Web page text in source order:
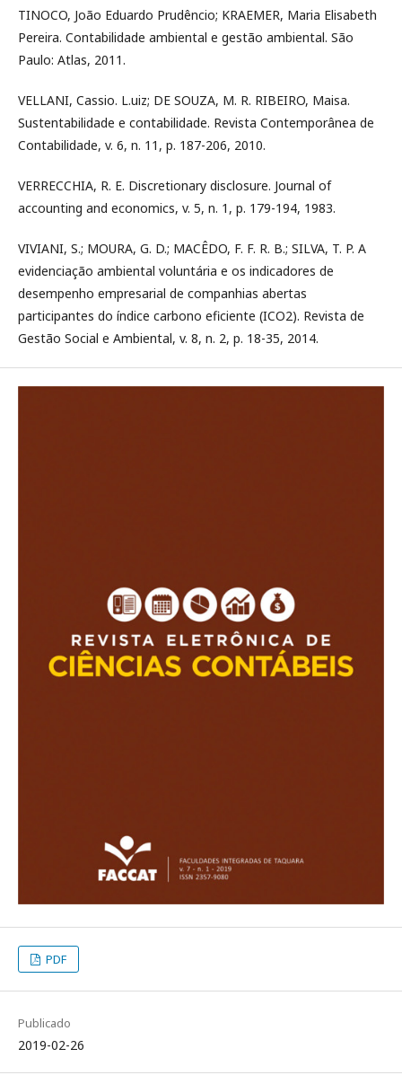
TINOCO, João Eduardo Prudêncio; KRAEMER, Maria Elisabeth
Pereira. Contabilidade ambiental e gestão ambiental. São
Paulo: Atlas, 2011.
VELLANI, Cassio. L.uiz; DE SOUZA, M. R. RIBEIRO, Maisa.
Sustentabilidade e contabilidade. Revista Contemporânea de
Contabilidade, v. 6, n. 11, p. 187-206, 2010.
VERRECCHIA, R. E. Discretionary disclosure. Journal of
accounting and economics, v. 5, n. 1, p. 179-194, 1983.
VIVIANI, S.; MOURA, G. D.; MACÊDO, F. F. R. B.; SILVA, T. P. A
evidenciação ambiental voluntária e os indicadores de
desempenho empresarial de companhias abertas
participantes do índice carbono eficiente (ICO2). Revista de
Gestão Social e Ambiental, v. 8, n. 2, p. 18-35, 2014.
PDF
Publicado
2019-02-26